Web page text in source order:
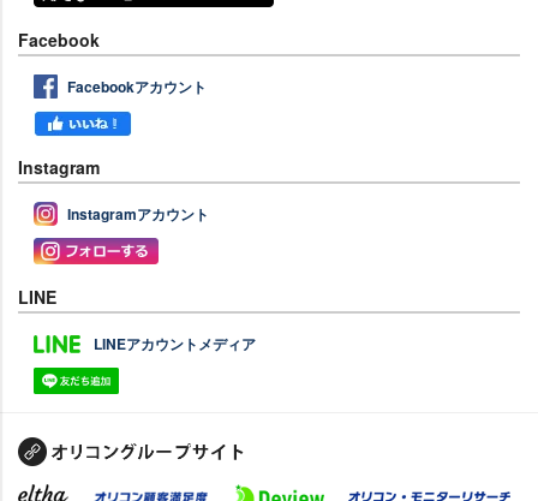
Facebook
Facebookアカウント
Instagram
Instagramアカウント
LINE
LINEアカウントメディア